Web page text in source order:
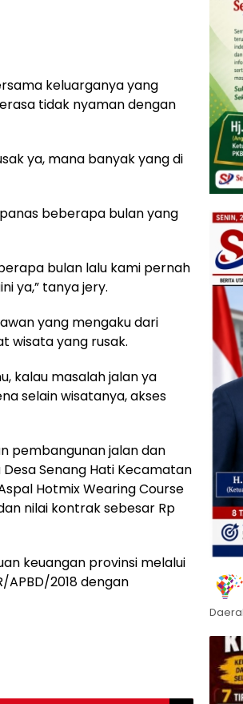
keluarganya yang
tidak nyaman dengan
ya, mana banyak yang di
beberapa bulan yang
bulan lalu kami pernah
ya,” tanya jery.
yang mengaku dari
wisata yang rusak.
kalau masalah jalan ya
selain wisatanya, akses
pembangunan jalan dan
Senang Hati Kecamatan
Hotmix Wearing Course
nilai kontrak sebesar Rp
keuangan provinsi melalui
APBD/2018 dengan